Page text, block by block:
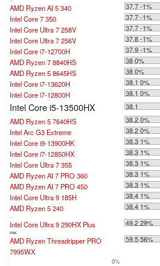
AMD Ryzen AI 5 340
37.7 -1%
Intel Core 7 350
37.7 -1%
Intel Core Ultra 7 258V
37.7 -1%
Intel Core Ultra 7 256V
37.8 -1%
Intel Core i7-12700H
37.9 -1%
AMD Ryzen 7 8840HS
38 0%
AMD Ryzen 5 8645HS
38 0%
Intel Core i7-13620H
38.1 0%
Intel Core i7-12800H
38.1 0%
Intel Core i5-13500HX
38.1
AMD Ryzen 5 7640HS
38.2 0%
Intel Arc G3 Extreme
38.2 0%
Intel Core i9-13900HK
38.3 1%
Intel Core i7-12850HX
38.3 1%
Intel Core Ultra 7 355
38.3 1%
AMD Ryzen AI 7 PRO 360
38.3 1%
AMD Ryzen AI 7 PRO 450
38.3 1%
Intel Core Ultra 9 185H
38.4 1%
AMD Ryzen 5 240
38.4 1%
Intel Core Ultra 9 290HX Plus 49.2 29%
max:
AMD Ryzen Threadripper PRO
7995WX
59.5 56%
0%